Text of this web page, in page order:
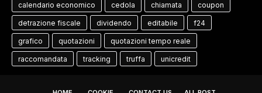
calendario economico cedola chiamata coupon
detrazione fiscale dividendo editabile f24
grafico quotazioni quotazioni tempo reale
raccomandata tracking truffa unicredit